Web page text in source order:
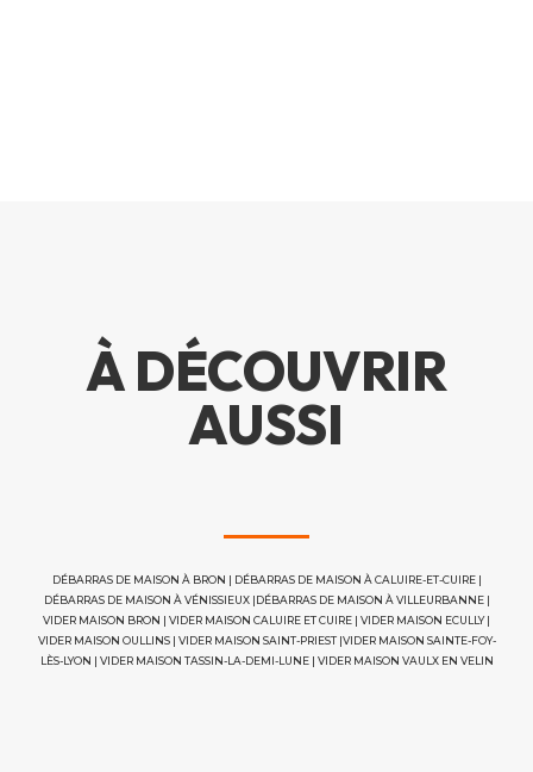
À DÉCOUVRIR
AUSSI
DÉBARRAS DE MAISON À BRON | DÉBARRAS DE MAISON À CALUIRE-ET-CUIRE|
DÉBARRAS DE MAISON À VÉNISSIEUX|DÉBARRAS DE MAISON À VILLEURBANNE|
VIDER MAISON BRON | VIDER MAISON CALUIRE ET CUIRE | VIDER MAISON ECULLY|
VIDER MAISON OULLINS| VIDER MAISON SAINT-PRIEST|VIDER MAISON SAINTE-FOY-
LÈS-LYON | VIDER MAISON TASSIN-LA-DEMI-LUNE| VIDER MAISON VAULX EN VELIN